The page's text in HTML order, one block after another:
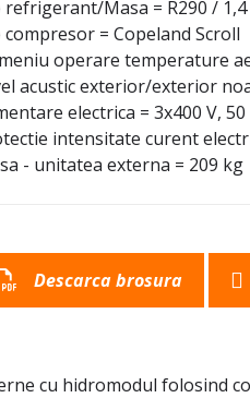
refrigerant/Masa = R290 /
compresor = Copeland Scroll
operare temperature
acustic exterior/exterior
electrica = 3x400 V, 50
intensitate curent
- unitatea externa = 209 kg
Descarca brosura
cu hidromodul folosind